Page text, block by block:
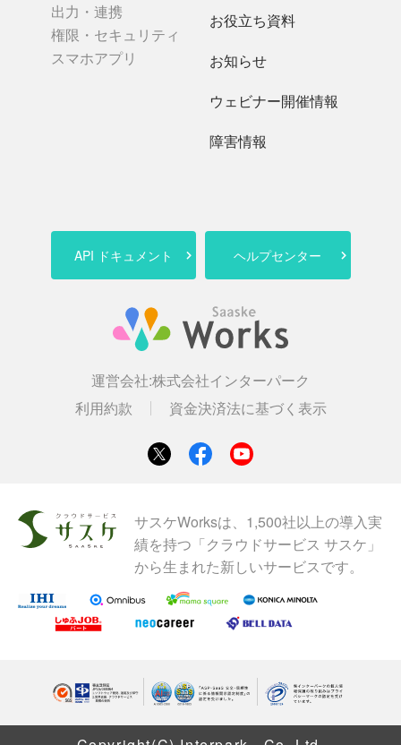
出力・連携
権限・セキュリティ
スマホアプリ
お役立ち資料
お知らせ
ウェビナー開催情報
障害情報
API ドキュメント ヘルプセンター
運営会社:株式会社インターパーク
利用約款
資金決済法に基づく表示
サスケWorksは、1,500社以上の導入実
績を持つ「クラウドサービス サスケ」
から生まれた新しいサービスです。